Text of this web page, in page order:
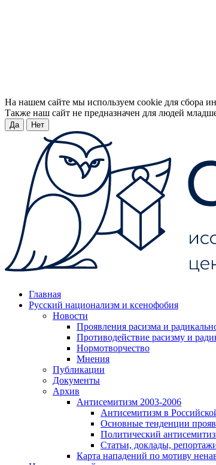
На нашем сайте мы используем cookie для сбора
Также наш сайт не предназначен для людей
Да Нет
Главная
Русский национализм и ксенофобия
Новости
Проявления расизма и
Противодействие расизму и
Нормотворчество
Мнения
Публикации
Документы
Архив
Антисемитизм 2003-2006
Антисемитизм в
Основные тенденции
Политический
Статьи, доклады,
Карта нападений по мотиву